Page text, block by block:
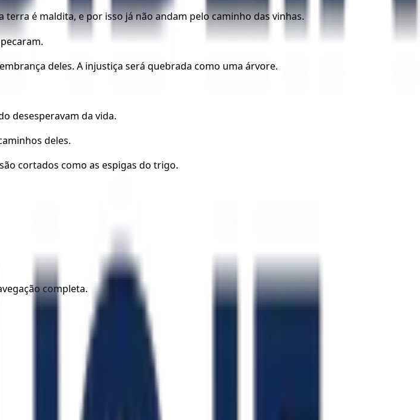
terra é maldita, e por isso já não andam pelo caminho das vinhas.
deles. A injustiça será quebrada como uma árvore.
desesperavam da vida.
deles.
cortados como as espigas do trigo.
completa.